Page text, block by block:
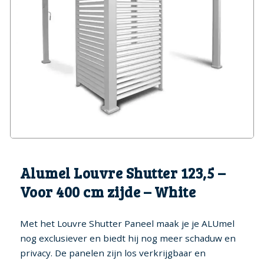
Fox spa’s
Een absolute hoogtepunt in
Bullfrog spa’s
Meer wellness, minder
Wellness met een vleugje
De meest voordelige in ons
assortiment
Bekijk alle spa's
Zoek spa's op aantal
Hoofdkussens
Water Onderhoud
Jets & Jetpak ™
Genk (BE)
Alumel Louvre Shutter 123,5 –
Voor 400 cm zijde – White
Met het Louvre Shutter Paneel maak je je ALUmel
nog exclusiever en biedt hij nog meer schaduw en
privacy. De panelen zijn los verkrijgbaar en